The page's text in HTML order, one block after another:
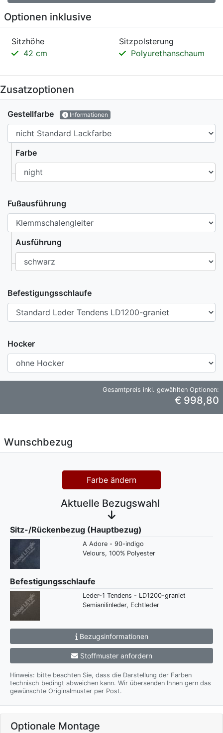
Optionen inklusive
Sitzhöhe
42 cm
Sitzpolsterung
Polyurethanschaum
Zusatzoptionen
Gestellfarbe Informationen
Farbe
Fußausführung
Ausführung
Befestigungsschlaufe
Hocker
Gesamtpreis inkl. gewählten Optionen:
€ 998,80
Wunschbezug
Farbe ändern
Aktuelle Bezugswahl
Sitz-/Rückenbezug (Hauptbezug)
A Adore - 90-indigo
Velours, 100% Polyester
Befestigungsschlaufe
Leder-1 Tendens - LD1200-graniet
Semianilinleder, Echtleder
Bezugsinformationen
Stoffmuster anfordern
Hinweis: bitte beachten Sie, dass die Darstellung der Farben
technisch bedingt abweichen kann. Wir übersenden Ihnen gern das
gewünschte Originalmuster per Post.
Optionale Montage